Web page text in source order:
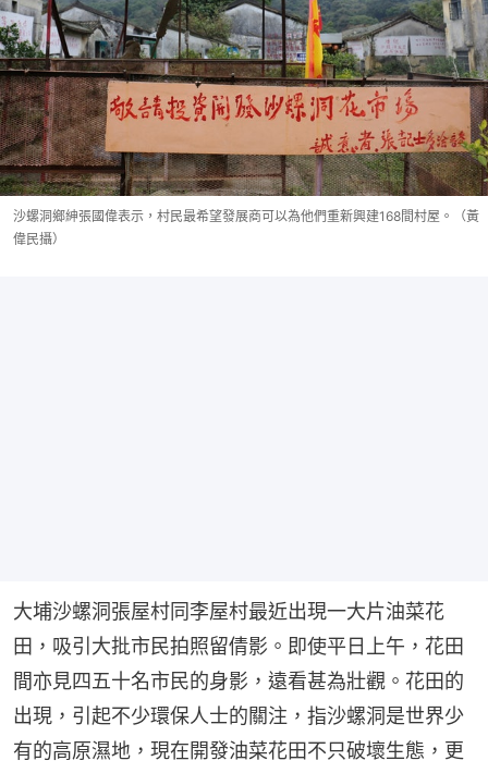
沙螺洞鄉紳張國偉表示，村民最希望發展商可以為他們重新興建168間村屋。（黃
偉民攝）
大埔沙螺洞張屋村同李屋村最近出現一大片油菜花
田，吸引大批市民拍照留倩影。即使平日上午，花田
間亦見四五十名市民的身影，遠看甚為壯觀。花田的
出現，引起不少環保人士的關注，指沙螺洞是世界少
有的高原濕地，現在開發油菜花田不只破壞生態，更